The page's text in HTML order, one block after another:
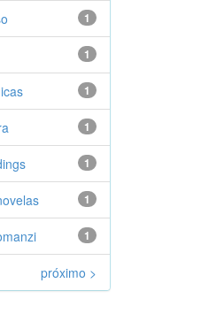
1
1
1
1
1
1
1
próximo >